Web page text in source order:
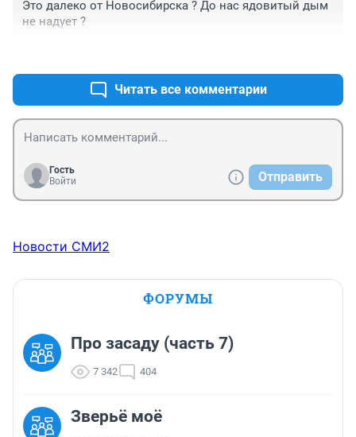
Это далеко от Новосибирска ? До нас ядовитый дым
не надует ?
Читать все комментарии
Гость
Войти
Отправить
Новости СМИ2
ФОРУМЫ
Про засаду (часть 7)
7 342 404
Зверьё моё